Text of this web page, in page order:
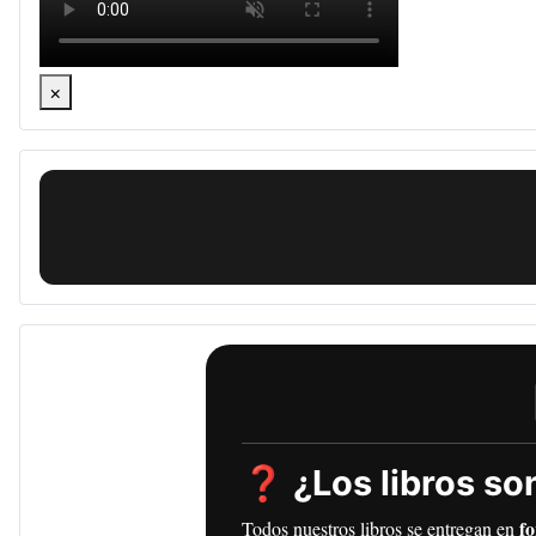
×
❓ ¿Los libros
Todos nuestros libros se entregan en